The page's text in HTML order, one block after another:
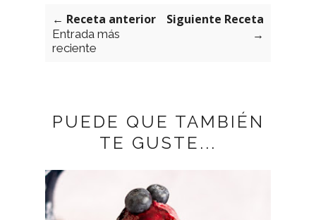
← Receta anterior
Entrada más
reciente
Siguiente Receta
→
PUEDE QUE TAMBIÉN
TE GUSTE...